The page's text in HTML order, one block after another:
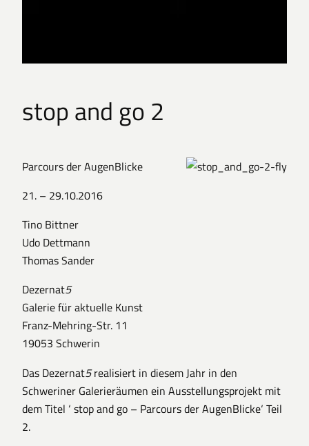
stop and go 2
Parcours der AugenBlicke
21. – 29.10.2016
Tino Bittner
Udo Dettmann
Thomas Sander
Dezernat5
Galerie für aktuelle Kunst
Franz-Mehring-Str. 11
19053 Schwerin
Das Dezernat5realisiert in diesem Jahr in den
Schweriner Galerieräumen ein Ausstellungsprojekt mit
dem Titel ‘ stop and go – Parcours der AugenBlicke‘ Teil
2.